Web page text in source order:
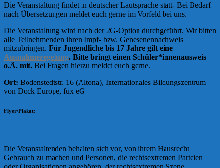
Die Veranstaltung findet in deutscher Lautsprache statt- Bei Bedarf
nach Übersetzungen meldet euch gerne im Vorfeld bei uns.
Die Veranstaltung wird nach der 2G-Option durchgeführt. Wir bitten
alle Teilnehmenden ihren Impf- bzw. Genesenennachweis
mitzubringen. Für Jugendliche bis 17 Jahre gilt eine
Ausnahmeregelung. Bitte bringt einen Schüler*innenausweis
o.Ä. mit. Bei Fragen hierzu meldet euch gerne.
Ort: Bodenstedtstr. 16 (Altona), Internationales Bildungszentrum
von Dock Europe, fux eG
Flyer/Plakat:
Die Veranstaltenden behalten sich vor, von ihrem Hausrecht
Gebrauch zu machen und Personen, die rechtsextremen Parteien
oder Organisationen angehören, der rechtsextremen Szene